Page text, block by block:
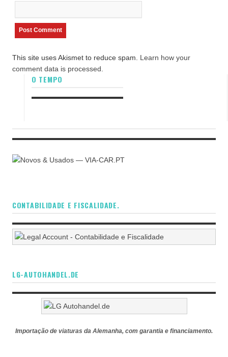
This site uses Akismet to reduce spam. Learn how your
comment data is processed.
O TEMPO
CONTABILIDADE E FISCALIDADE.
LG-AUTOHANDEL.DE
Importação de viaturas da Alemanha, com garantia e financiamento.